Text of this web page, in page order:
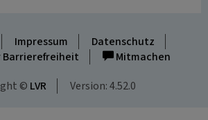
Impressum
Datenschutz
Barrierefreiheit
Mitmachen
© LVR Version: 4.52.0